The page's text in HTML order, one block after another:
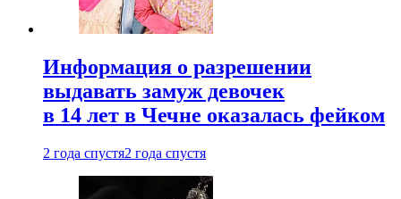
Информация о разрешении
выдавать замуж девочек
в 14 лет в Чечне оказалась фейком
2 года спустя2 года спустя